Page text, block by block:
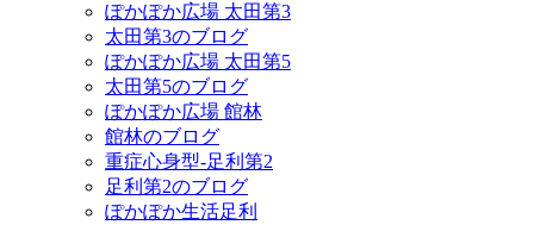
ぽかぽか広場 太田第3
太田第3のブログ
ぽかぽか広場 太田第5
太田第5のブログ
ぽかぽか広場 館林
館林のブログ
重症心身型-足利第2
足利第2のブログ
ぽかぽか生活足利